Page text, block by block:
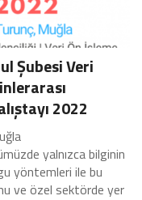
Şubesi Veri
2022
yalnızca bilginin
yöntemleri ile bu
ve özel sektörde yer